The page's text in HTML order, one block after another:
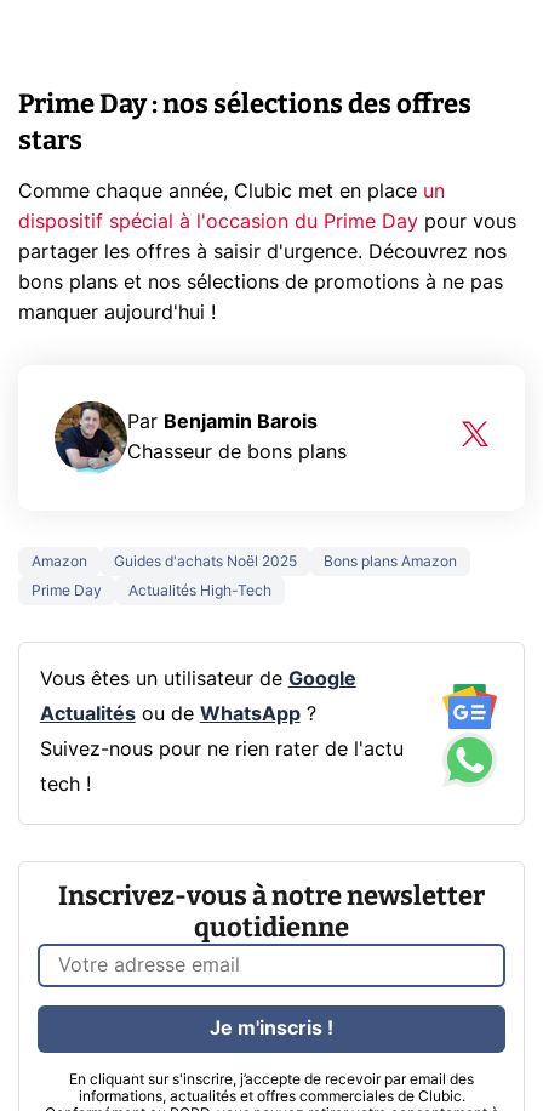
Prime Day : nos sélections des offres
stars
Comme chaque année, Clubic met en place un
dispositif spécial à l'occasion du Prime Day pour vous
partager les offres à saisir d'urgence. Découvrez nos
bons plans et nos sélections de promotions à ne pas
manquer aujourd'hui !
Par Benjamin Barois
Chasseur de bons plans
Amazon Guides d'achats Noël 2025
Bons plans Amazon
Prime Day
Actualités High-Tech
Vous êtes un utilisateur de Google
Actualitésou de WhatsApp?
Suivez-nous pour ne rien rater de l'actu
tech !
Inscrivez-vous à notre newsletter
quotidienne
En cliquant sur s'inscrire, j’accepte de recevoir par email des
informations, actualités et offres commerciales de Clubic.
Je m'inscris !